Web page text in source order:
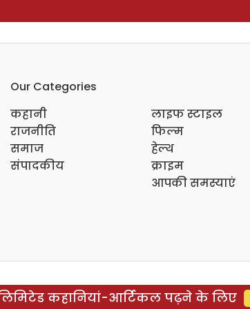
Our Categories
कहानी
राजनीति
समाज
संपादकीय
लाइफ स्टाइल
फिल्म
हेल्थ
क्राइम
आपकी समस्याएं
कहानियां-आर्टिकल पढ़ने के लिए